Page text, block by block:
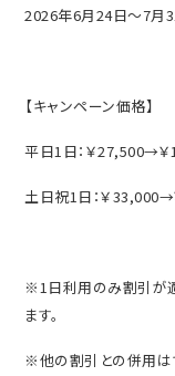
2026年6月24日～7月
【キャンペーン価格】
平日1日：￥27,500→
土日祝1日：￥
※1日利用のみ割引が
ます。
※他の割引との併用は